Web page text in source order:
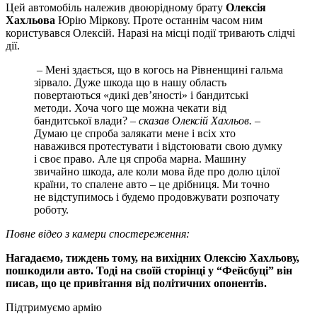
Цей автомобіль належив двоюрідному брату Олексія
Хахльова Юрію Міркову. Проте останнім часом ним
користувався Олексій. Наразі на місці події тривають слідчі
дії.
– Мені здається, що в когось на Рівненщині гальма
зірвало. Дуже шкода що в нашу область
повертаються «дикі дев’яності» і бандитські
методи. Хоча чого ще можна чекати від
бандитської влади? – сказав Олексій Хахльов. –
Думаю це спроба залякати мене і всіх хто
наважився протестувати і відстоювати свою думку
і своє право. Але ця спроба марна. Машину
звичайно шкода, але коли мова йде про долю цілої
країни, то спалене авто – це дрібниця. Ми точно
не відступимось і будемо продовжувати розпочату
роботу.
Повне відео з камери спостереження:
Нагадаємо, тиждень тому, на вихідних Олексію Хахльову,
пошкодили авто. Тоді на своїй сторінці у “Фейсбуці” він
писав, що це привітання від політичних опонентів.
Підтримуємо армію